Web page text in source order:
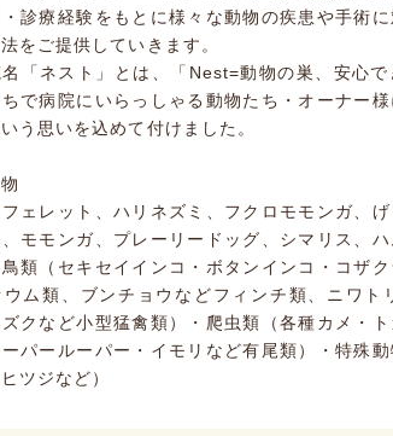
診療経験をもとに様々な動物の疾患や手術
をご提供していきます。
「ネスト」とは、「Nest=動物の巣、安心
で病院にいらっしゃる動物たち・オーナー
う思いを込めて付けました。
フェレット、ハリネズミ、フクロモモンガ、
モモンガ、プレーリードッグ、シマリス、
類（セキセイインコ・ボタンインコ・コザ
ウム類、ブンチョウなどフィンチ類、ニワト
クなど小型猛禽類）・爬虫類（各種カメ・
パールーパー・イモリなど有尾類）・特殊
ツジなど）